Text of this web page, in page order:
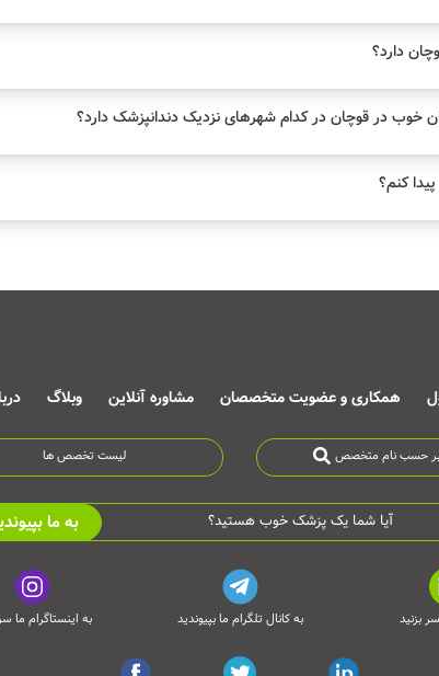
دارد؟
خوب در قوچان در کدام شهرهای نزدیک دندانپزشک دارد؟
کنم؟
همکاری و عضویت متخصصان مشاوره آنلاین وبلاگ
حسب نام متخصص لیست تخصص ها
آیا شما یک پزشک خوب هستید؟ به ما
بزنید به کانال تلگرام ما بپیوندید به اینستاگرام ما